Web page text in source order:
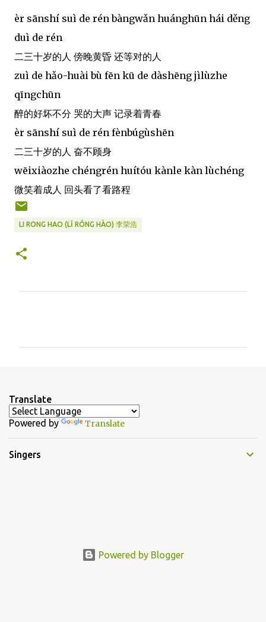
èr sānshí suì de rén bàngwǎn huánghūn hái děng
duì de rén
二三十岁的人 傍晚黄昏 还等对的人
zuì de hǎo-huài bù fēn kū de dàshēng jìlùzhe
qīngchūn
醉的好坏不分 哭的大声 记录着青春
èr sānshí suì de rén fènbúgùshēn
二三十岁的人 奋不顾身
wēixiàozhe chéngrén huítóu kànle kàn lùchéng
微笑着成人 回头看了看路程
LI RONG HAO (LǏ RÓNG HÀO) 李荣浩
t
s
Translate
Powered by Translate
Singers
Powered by Blogger